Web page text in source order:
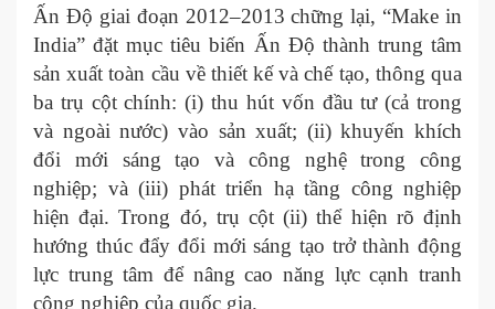
Ấn Độ giai đoạn 2012–2013 chững lại, “Make in
India” đặt mục tiêu biến Ấn Độ thành trung tâm
sản xuất toàn cầu về thiết kế và chế tạo, thông qua
ba trụ cột chính: (i) thu hút vốn đầu tư (cả trong
và ngoài nước) vào sản xuất; (ii) khuyến khích
đổi mới sáng tạo và công nghệ trong công
nghiệp; và (iii) phát triển hạ tầng công nghiệp
hiện đại. Trong đó, trụ cột (ii) thể hiện rõ định
hướng thúc đẩy đổi mới sáng tạo trở thành động
lực trung tâm để nâng cao năng lực cạnh tranh
công nghiệp của quốc gia.